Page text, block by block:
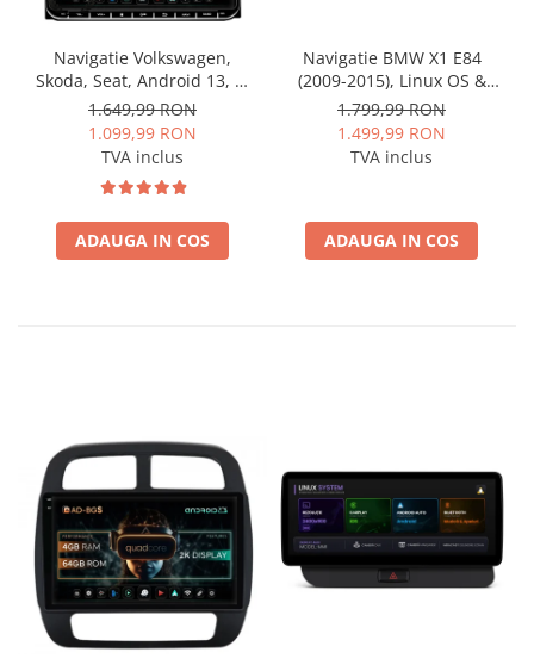
Navigatie Volkswagen,
Skoda, Seat, Android 13, S-
Quadcore / 4GB RAM +
64GB ROM, 9 Inch - AD-
BGSW94L
1.649,99 RON
1.099,99 RON
TVA inclus
ADAUGA IN COS
Navigatie BMW X1 E84
(2009-2015), Linux OS &
OEM, Varianta iDrive,
CarPlay & Android Auto
Wireless, MirrorLink,
BGRKITBM004
1.799,99 RON
1.499,99 RON
TVA inclus
ADAUGA IN COS